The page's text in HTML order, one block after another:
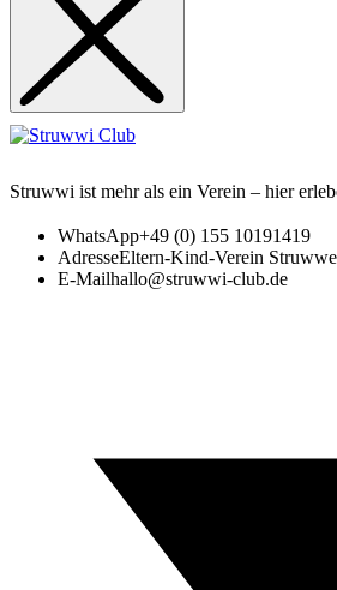
Struwwi ist mehr als ein Verein – hier
WhatsApp+49 (0) 155 10191419
AdresseEltern-Kind-Verein
E-Mailhallo@struwwi-club.de